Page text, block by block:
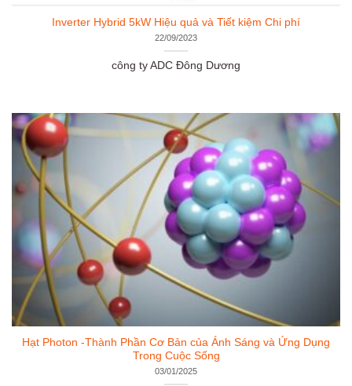
Inverter Hybrid 5kW Hiệu quả và Tiết kiệm Chi phí
22/09/2023
công ty ADC Đông Dương
Hạt Photon -Thành Phần Cơ Bản của Ánh Sáng và Ứng Dụng
Trong Cuộc Sống
03/01/2025